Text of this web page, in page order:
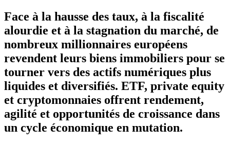
Face à la hausse des taux, à la fiscalité
alourdie et à la stagnation du marché, de
nombreux millionnaires européens
revendent leurs biens immobiliers pour se
tourner vers des actifs numériques plus
liquides et diversifiés. ETF, private equity
et cryptomonnaies offrent rendement,
agilité et opportunités de croissance dans
un cycle économique en mutation.